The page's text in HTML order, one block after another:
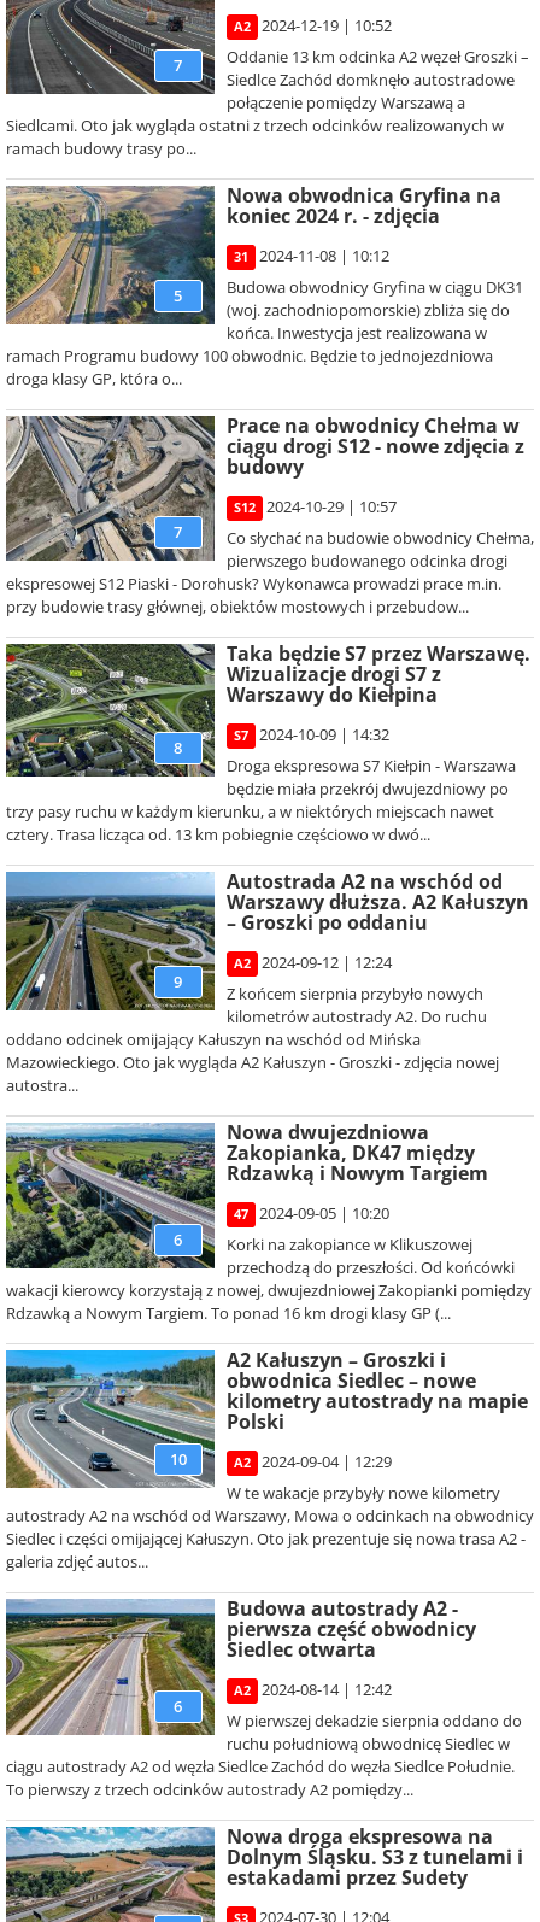
7
A2
2024-12-19 | 10:52
Oddanie 13 km odcinka A2 węzeł Groszki –
Siedlce Zachód domknęło autostradowe
połączenie pomiędzy Warszawą a
Siedlcami. Oto jak wygląda ostatni z trzech odcinków realizowanych w
ramach budowy trasy po...
5
Nowa obwodnica Gryfina na
koniec 2024 r. - zdjęcia
31
2024-11-08 | 10:12
Budowa obwodnicy Gryfina w ciągu DK31
(woj. zachodniopomorskie) zbliża się do
końca. Inwestycja jest realizowana w
ramach Programu budowy 100 obwodnic. Będzie to jednojezdniowa
droga klasy GP, która o...
7
Prace na obwodnicy Chełma w
ciągu drogi S12 - nowe zdjęcia z
budowy
S12
2024-10-29 | 10:57
Co słychać na budowie obwodnicy Chełma,
pierwszego budowanego odcinka drogi
ekspresowej S12 Piaski - Dorohusk? Wykonawca prowadzi prace m.in.
przy budowie trasy głównej, obiektów mostowych i przebudow...
8
Taka będzie S7 przez Warszawę.
Wizualizacje drogi S7 z
Warszawy do Kiełpina
S7
2024-10-09 | 14:32
Droga ekspresowa S7 Kiełpin - Warszawa
będzie miała przekrój dwujezdniowy po
trzy pasy ruchu w każdym kierunku, a w niektórych miejscach nawet
cztery. Trasa licząca od. 13 km pobiegnie częściowo w dwó...
9
Autostrada A2 na wschód od
Warszawy dłuższa. A2 Kałuszyn
– Groszki po oddaniu
A2
2024-09-12 | 12:24
Z końcem sierpnia przybyło nowych
kilometrów autostrady A2. Do ruchu
oddano odcinek omijający Kałuszyn na wschód od Mińska
Mazowieckiego. Oto jak wygląda A2 Kałuszyn - Groszki - zdjęcia nowej
autostra...
6
Nowa dwujezdniowa
Zakopianka, DK47 między
Rdzawką i Nowym Targiem
47
2024-09-05 | 10:20
Korki na zakopiance w Klikuszowej
przechodzą do przeszłości. Od końcówki
wakacji kierowcy korzystają z nowej, dwujezdniowej Zakopianki pomiędzy
Rdzawką a Nowym Targiem. To ponad 16 km drogi klasy GP (...
10
A2 Kałuszyn – Groszki i
obwodnica Siedlec – nowe
kilometry autostrady na mapie
Polski
A2
2024-09-04 | 12:29
W te wakacje przybyły nowe kilometry
autostrady A2 na wschód od Warszawy, Mowa o odcinkach na obwodnicy
Siedlec i części omijającej Kałuszyn. Oto jak prezentuje się nowa trasa A2 -
galeria zdjęć autos...
6
Budowa autostrady A2 -
pierwsza część obwodnicy
Siedlec otwarta
A2
2024-08-14 | 12:42
W pierwszej dekadzie sierpnia oddano do
ruchu południową obwodnicę Siedlec w
ciągu autostrady A2 od węzła Siedlce Zachód do węzła Siedlce Południe.
To pierwszy z trzech odcinków autostrady A2 pomiędzy...
Nowa droga ekspresowa na
Dolnym Śląsku. S3 z tunelami i
estakadami przez Sudety
S3 2024-07-30 | 12:04